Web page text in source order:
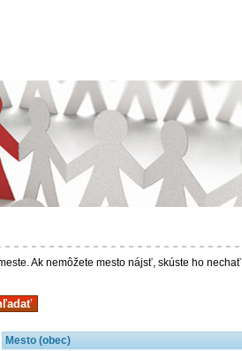
Ak nemôžete mesto nájsť, skúste ho nechať
Mesto (obec)